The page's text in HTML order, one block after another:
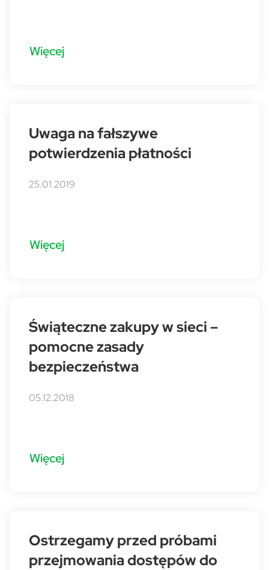
Więcej
Uwaga na fałszywe
potwierdzenia płatności
25.01.2019
Więcej
Świąteczne zakupy w sieci –
pomocne zasady
bezpieczeństwa
05.12.2018
Więcej
Ostrzegamy przed próbami
przejmowania dostępów do